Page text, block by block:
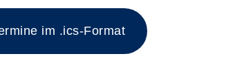
im .ics-Format